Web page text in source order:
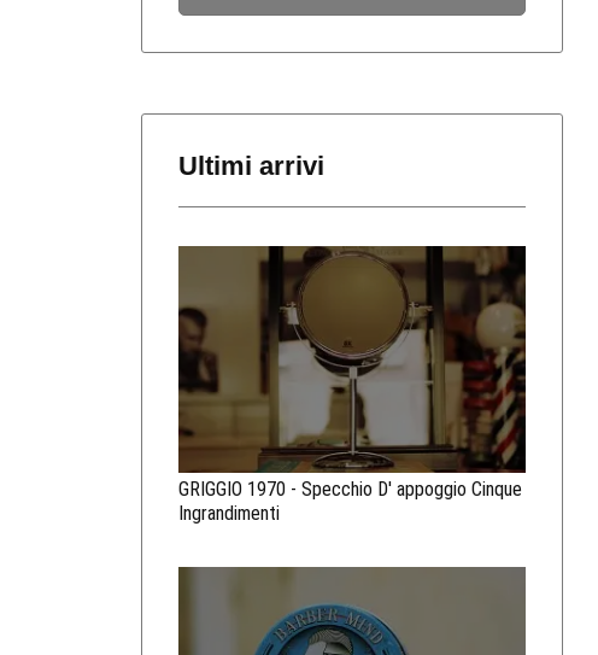
Ultimi arrivi
GRIGGIO 1970 - Specchio D' appoggio Cinque
Ingrandimenti